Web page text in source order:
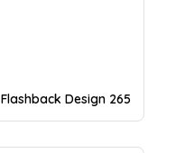
Flashback Design 265